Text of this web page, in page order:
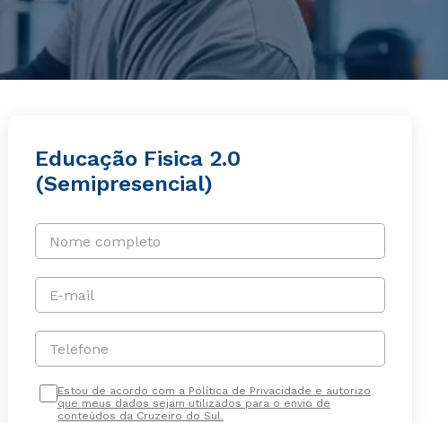
Educação Fisica 2.0
(Semipresencial)
Nome completo
E-mail
Telefone
Estou de acordo com a Política de Privacidade e autorizo
que meus dados sejam utilizados para o envio de
conteúdos da Cruzeiro do Sul.